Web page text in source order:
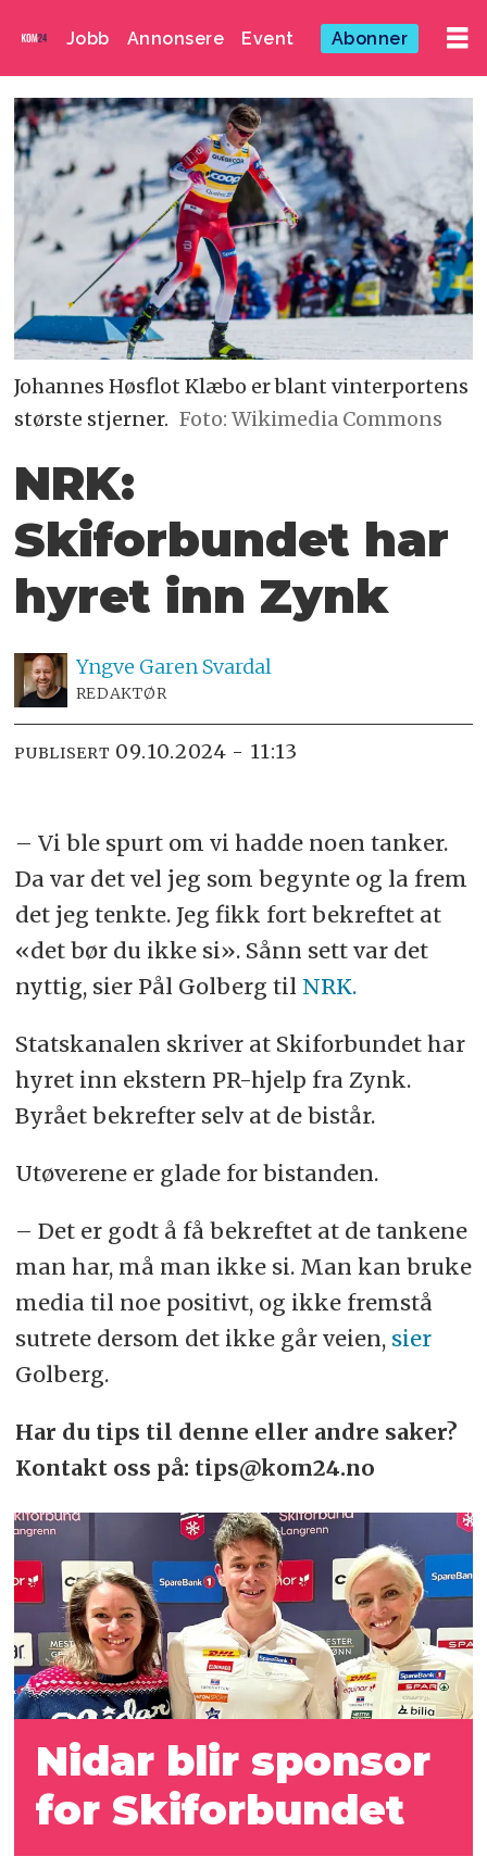
Jobb Annonsere Event Abonner
Johannes Høsflot Klæbo er blant vinterportens
største stjerner. Foto: Wikimedia Commons
NRK:
Skiforbundet har
hyret inn Zynk
Yngve Garen Svardal
REDAKTØR
PUBLISERT 09.10.2024 - 11:13
– Vi ble spurt om vi hadde noen tanker.
Da var det vel jeg som begynte og la frem
det jeg tenkte. Jeg fikk fort bekreftet at
«det bør du ikke si». Sånn sett var det
nyttig, sier Pål Golberg til NRK.
Statskanalen skriver at Skiforbundet har
hyret inn ekstern PR-hjelp fra Zynk.
Byrået bekrefter selv at de bistår.
Utøverene er glade for bistanden.
– Det er godt å få bekreftet at de tankene
man har, må man ikke si. Man kan bruke
media til noe positivt, og ikke fremstå
sutrete dersom det ikke går veien, sier
Golberg.
Har du tips til denne eller andre saker?
Kontakt oss på: tips@kom24.no
Nidar blir sponsor
for Skiforbundet